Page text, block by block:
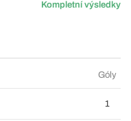
Kompletní výsledky
Góly
1